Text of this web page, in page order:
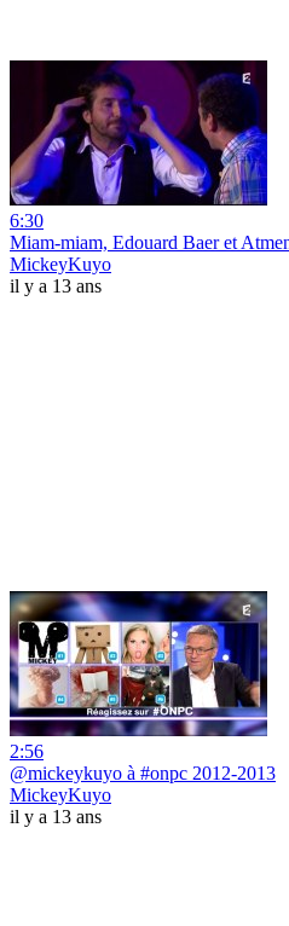
6:30
Miam-miam, Edouard Baer et
MickeyKuyo
il y a 13 ans
2:56
@mickeykuyo à #onpc 2012-2013
MickeyKuyo
il y a 13 ans